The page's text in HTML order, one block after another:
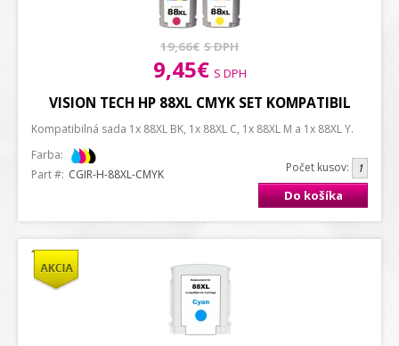
19,66€ S DPH
9,45€ S DPH
Počet kusov:
Do košíka
VISION TECH HP 88XL CMYK SET KOMPATIBIL
Kompatibilná sada 1x 88XL BK, 1x 88XL C, 1x 88XL M a 1x 88XL Y.
Farba:
Part #: CGIR-H-88XL-CMYK